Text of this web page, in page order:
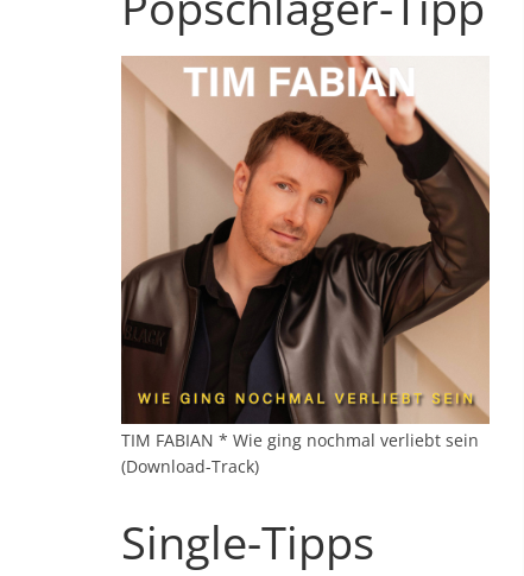
TIM FABIAN * Wie ging nochmal verliebt sein
(Download-Track)
Single-Tipps